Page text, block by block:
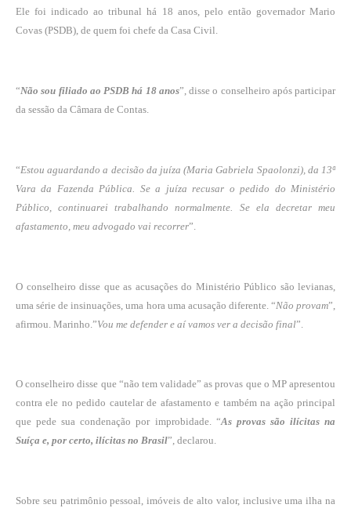
Ele foi indicado ao tribunal há 18 anos, pelo então governador Mario
Covas (PSDB), de quem foi chefe da Casa Civil.
“Não sou filiado ao PSDB há 18 anos”, disse o conselheiro após participar
da sessão da Câmara de Contas.
“Estou aguardando a decisão da juíza (Maria Gabriela Spaolonzi), da 13ª
Vara da Fazenda Pública. Se a juíza recusar o pedido do Ministério
Público, continuarei trabalhando normalmente. Se ela decretar meu
afastamento, meu advogado vai recorrer”.
O conselheiro disse que as acusações do Ministério Público são levianas,
uma série de insinuações, uma hora uma acusação diferente. “Não provam”,
afirmou. Marinho.”Vou me defender e aí vamos ver a decisão final”.
O conselheiro disse que “não tem validade” as provas que o MP apresentou
contra ele no pedido cautelar de afastamento e também na ação principal
que pede sua condenação por improbidade. “As provas são ilícitas na
Suíça e, por certo, ilícitas no Brasil”, declarou.
Sobre seu patrimônio pessoal, imóveis de alto valor, inclusive uma ilha na